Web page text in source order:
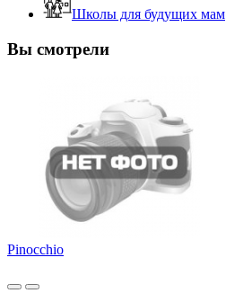
Школы для будущих мам
Вы смотрели
Pinocchio